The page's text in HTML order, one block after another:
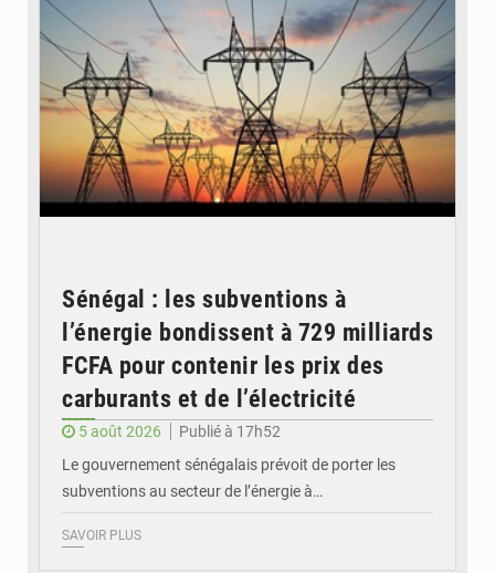
Sénégal : les subventions à
l’énergie bondissent à 729 milliards
FCFA pour contenir les prix des
carburants et de l’électricité
5 août 2026
Publié à 17h52
Le gouvernement sénégalais prévoit de porter les
subventions au secteur de l’énergie à…
SAVOIR PLUS